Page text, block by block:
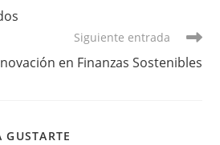
Siguiente entrada
en Finanzas Sostenibles